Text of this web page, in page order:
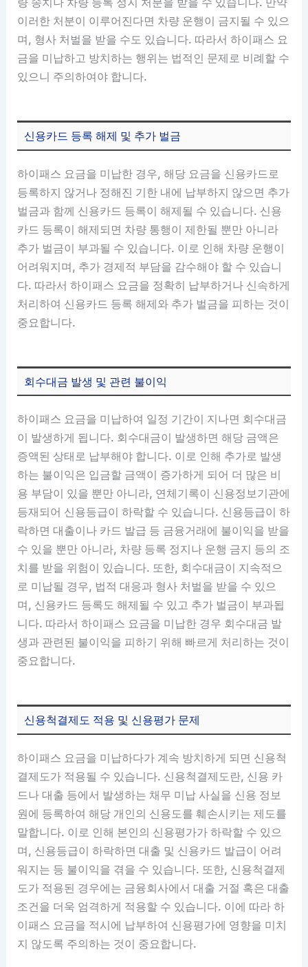
이러한 처분이 이루어진다면 차량 운행이 금지될 수 있으
며, 형사 처벌을 받을 수도 있습니다. 따라서 하이패스 요
금을 미납하고 방치하는 행위는 법적인 문제로 비례할 수
있으니 주의하여야 합니다.
신용카드 등록 해제 및 추가 벌금
하이패스 요금을 미납한 경우, 해당 요금을 신용카드로
등록하지 않거나 정해진 기한 내에 납부하지 않으면 추가
벌금과 함께 신용카드 등록이 해제될 수 있습니다. 신용
카드 등록이 해제되면 차량 통행이 제한될 뿐만 아니라
추가 벌금이 부과될 수 있습니다. 이로 인해 차량 운행이
어려워지며, 추가 경제적 부담을 감수해야 할 수 있습니
다. 따라서 하이패스 요금을 정확히 납부하거나 신속하게
처리하여 신용카드 등록 해제와 추가 벌금을 피하는 것이
중요합니다.
회수대금 발생 및 관련 불이익
하이패스 요금을 미납하여 일정 기간이 지나면 회수대금
이 발생하게 됩니다. 회수대금이 발생하면 해당 금액은
증액된 상태로 납부해야 합니다. 이로 인해 추가로 발생
하는 불이익은 입금할 금액이 증가하게 되어 더 많은 비
용 부담이 있을 뿐만 아니라, 연체기록이 신용정보기관에
등재되어 신용등급이 하락할 수 있습니다. 신용등급이 하
락하면 대출이나 카드 발급 등 금융거래에 불이익을 받을
수 있을 뿐만 아니라, 차량 등록 정지나 운행 금지 등의 조
치를 받을 위험이 있습니다. 또한, 회수대금이 지속적으
로 미납될 경우, 법적 대응과 형사 처벌을 받을 수 있으
며, 신용카드 등록도 해제될 수 있고 추가 벌금이 부과됩
니다. 따라서 하이패스 요금을 미납한 경우 회수대금 발
생과 관련된 불이익을 피하기 위해 빠르게 처리하는 것이
중요합니다.
신용척결제도 적용 및 신용평가 문제
하이패스 요금을 미납하다가 계속 방치하게 되면 신용척
결제도가 적용될 수 있습니다. 신용척결제도란, 신용 카
드나 대출 등에서 발생하는 채무 미납 사실을 신용 정보
원에 등록하여 해당 개인의 신용도를 훼손시키는 제도를
말합니다. 이로 인해 본인의 신용평가가 하락할 수 있으
며, 신용등급이 하락하면 대출 및 신용카드 발급이 어려
워지는 등 불이익을 겪을 수 있습니다. 또한, 신용척결제
도가 적용된 경우에는 금융회사에서 대출 거절 혹은 대출
조건을 더욱 엄격하게 적용할 수 있습니다. 이에 따라 하
이패스 요금을 적시에 납부하여 신용평가에 영향을 미치
지 않도록 주의하는 것이 중요합니다.